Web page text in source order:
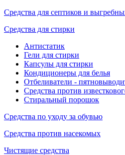
Средства для септиков и
Средства для стирки
Антистатик
Гели для стирки
Капсулы для стирки
Кондиционеры для белья
Отбеливатели -
Средства против
Стиральный порошок
Средства по уходу за обувью
Средства против насекомых
Чистящие средства